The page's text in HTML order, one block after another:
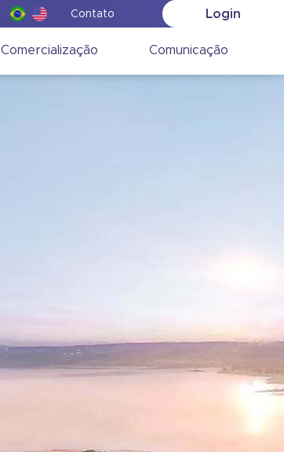
Contato Login
Comercialização Comunicação